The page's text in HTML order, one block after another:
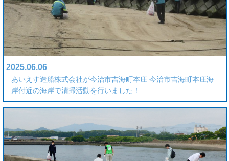
2025.06.06
あいえす造船株式会社が今治市吉海町本庄 今治市吉海町本庄海
岸付近の海岸で清掃活動を行いました！